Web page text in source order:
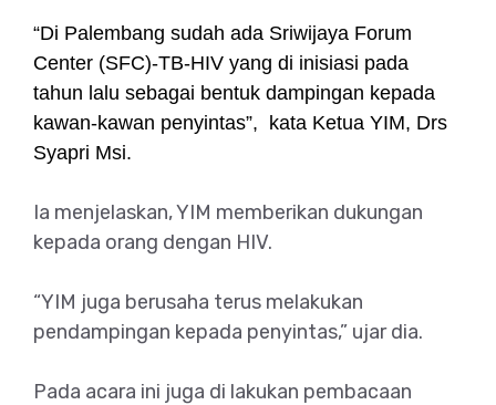
“Di Palembang sudah ada Sriwijaya Forum
Center (SFC)-TB-HIV yang di inisiasi pada
tahun lalu sebagai bentuk dampingan kepada
kawan-kawan penyintas”, kata Ketua YIM, Drs
Syapri Msi.
Ia menjelaskan, YIM memberikan dukungan
kepada orang dengan HIV.
“YIM juga berusaha terus melakukan
pendampingan kepada penyintas,” ujar dia.
Pada acara ini juga di lakukan pembacaan